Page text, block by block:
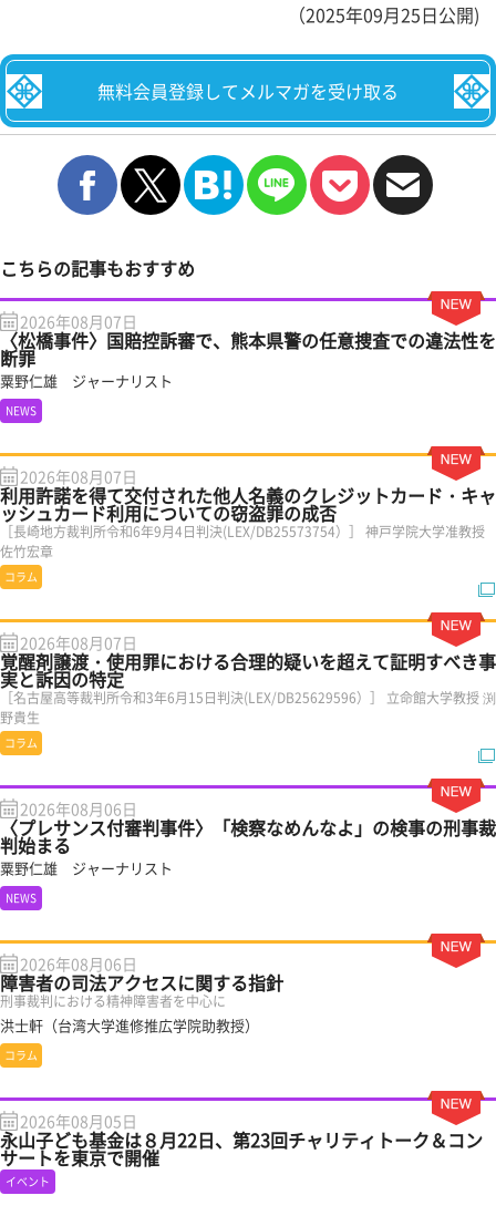
（2025年09月25日公開)
無料会員登録してメルマガを受け取る
こちらの記事もおすすめ
2026年08月07日
〈松橋事件〉国賠控訴審で、熊本県警の任意捜査での違法性を
断罪
粟野仁雄 ジャーナリスト
NEWS
2026年08月07日
利用許諾を得て交付された他人名義のクレジットカード・キャ
ッシュカード利用についての窃盗罪の成否
［長崎地方裁判所令和6年9月4日判決(LEX/DB25573754）］ 神戸学院大学准教授
佐竹宏章
コラム
2026年08月07日
覚醒剤譲渡・使用罪における合理的疑いを超えて証明すべき事
実と訴因の特定
［名古屋高等裁判所令和3年6月15日判決(LEX/DB25629596）］ 立命館大学教授 渕
野貴生
コラム
2026年08月06日
〈プレサンス付審判事件〉「検察なめんなよ」の検事の刑事裁
判始まる
粟野仁雄 ジャーナリスト
NEWS
2026年08月06日
障害者の司法アクセスに関する指針
刑事裁判における精神障害者を中心に
洪士軒（台湾大学進修推広学院助教授）
コラム
2026年08月05日
永山子ども基金は８月22日、第23回チャリティトーク＆コン
サートを東京で開催
イベント